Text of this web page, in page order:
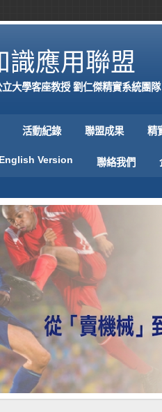
識應用聯盟
大學客座教授 劉仁傑精實系統團隊
活動紀錄 聯盟成果 精
English Version 聯絡我們